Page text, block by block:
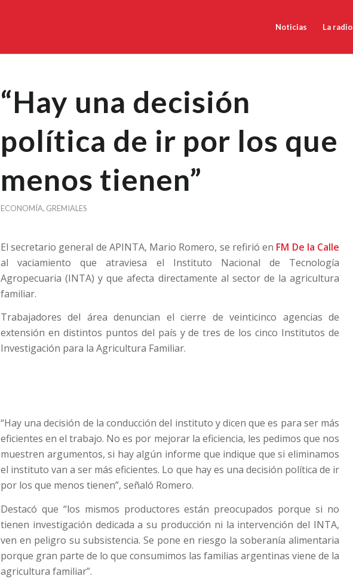
Noticias La radio
“Hay una decisión
política de ir por los que
menos tienen”
ECONOMÍA, GREMIALES
El secretario general de APINTA, Mario Romero, se refirió en FM De la Calle
al vaciamiento que atraviesa el Instituto Nacional de Tecnología
Agropecuaria (INTA) y que afecta directamente al sector de la agricultura
familiar.
Trabajadores del área denuncian el cierre de veinticinco agencias de
extensión en distintos puntos del país y de tres de los cinco Institutos de
Investigación para la Agricultura Familiar.
“Hay una decisión de la conducción del instituto y dicen que es para ser más
eficientes en el trabajo. No es por mejorar la eficiencia, les pedimos que nos
muestren argumentos, si hay algún informe que indique que si eliminamos
el instituto van a ser más eficientes. Lo que hay es una decisión política de ir
por los que menos tienen”, señaló Romero.
Destacó que “los mismos productores están preocupados porque si no
tienen investigación dedicada a su producción ni la intervención del INTA,
ven en peligro su subsistencia. Se pone en riesgo la soberanía alimentaria
porque gran parte de lo que consumimos las familias argentinas viene de la
agricultura familiar”.